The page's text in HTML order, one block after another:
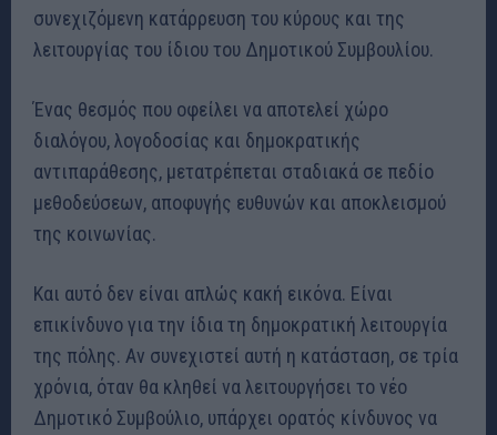
συνεχιζόμενη κατάρρευση του κύρους και της
λειτουργίας του ίδιου του Δημοτικού Συμβουλίου.
Ένας θεσμός που οφείλει να αποτελεί χώρο
διαλόγου, λογοδοσίας και δημοκρατικής
αντιπαράθεσης, μετατρέπεται σταδιακά σε πεδίο
μεθοδεύσεων, αποφυγής ευθυνών και αποκλεισμού
της κοινωνίας.
Και αυτό δεν είναι απλώς κακή εικόνα. Είναι
επικίνδυνο για την ίδια τη δημοκρατική λειτουργία
της πόλης. Αν συνεχιστεί αυτή η κατάσταση, σε τρία
χρόνια, όταν θα κληθεί να λειτουργήσει το νέο
Δημοτικό Συμβούλιο, υπάρχει ορατός κίνδυνος να